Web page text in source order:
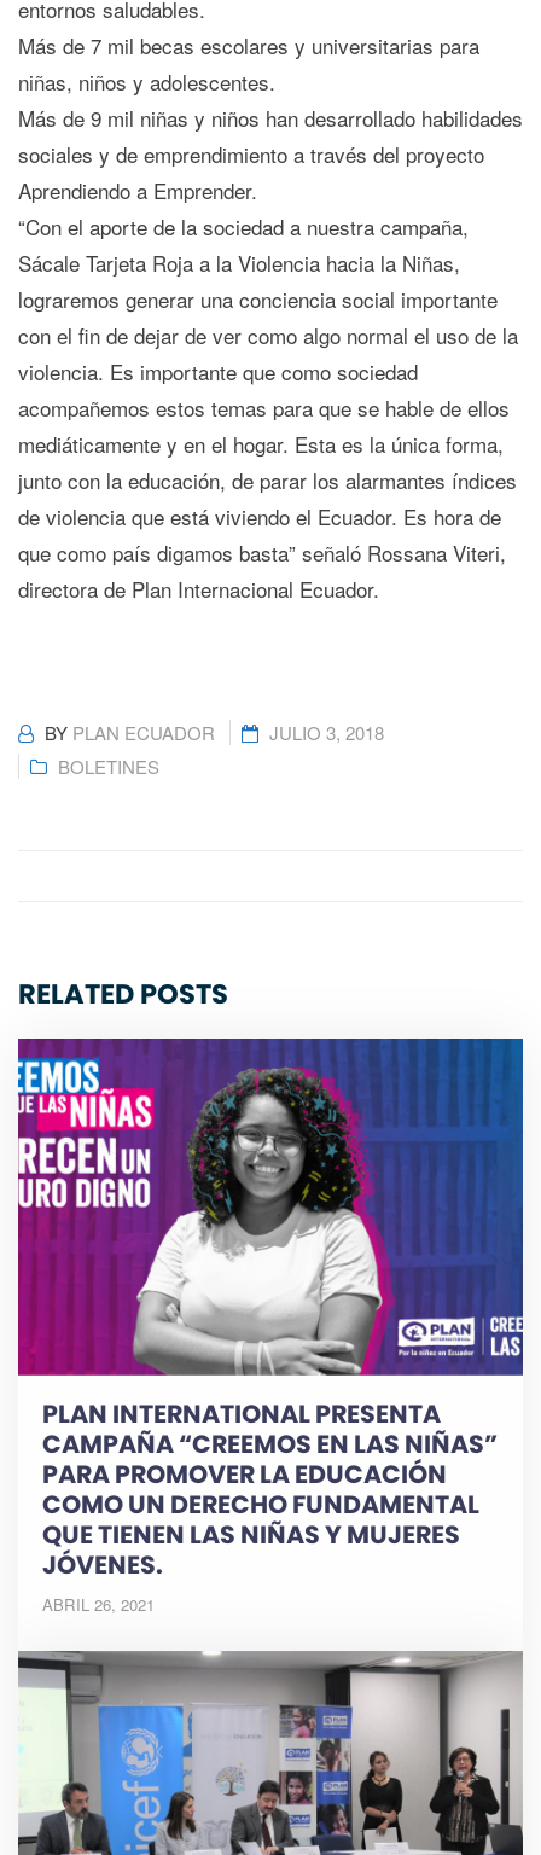
entornos saludables.
Más de 7 mil becas escolares y universitarias para
niñas, niños y adolescentes.
Más de 9 mil niñas y niños han desarrollado habilidades
sociales y de emprendimiento a través del proyecto
Aprendiendo a Emprender.
“Con el aporte de la sociedad a nuestra campaña,
Sácale Tarjeta Roja a la Violencia hacia la Niñas,
lograremos generar una conciencia social importante
con el fin de dejar de ver como algo normal el uso de la
violencia. Es importante que como sociedad
acompañemos estos temas para que se hable de ellos
mediáticamente y en el hogar. Esta es la única forma,
junto con la educación, de parar los alarmantes índices
de violencia que está viviendo el Ecuador. Es hora de
que como país digamos basta” señaló Rossana Viteri,
directora de Plan Internacional Ecuador.
BY PLAN ECUADOR
JULIO 3, 2018
BOLETINES
RELATED POSTS
PLAN INTERNATIONAL PRESENTA
CAMPAÑA “CREEMOS EN LAS NIÑAS”
PARA PROMOVER LA EDUCACIÓN
COMO UN DERECHO FUNDAMENTAL
QUE TIENEN LAS NIÑAS Y MUJERES
JÓVENES.
ABRIL 26, 2021